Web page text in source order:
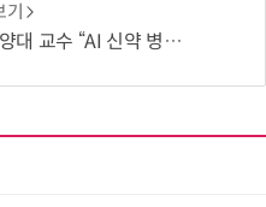
K-문샷으로 극복해 개발 속도 10배 향상”